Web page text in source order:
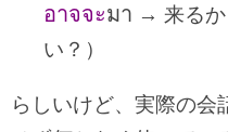
อาจจะมา → 来るか
い？）
らしいけど、実際の会